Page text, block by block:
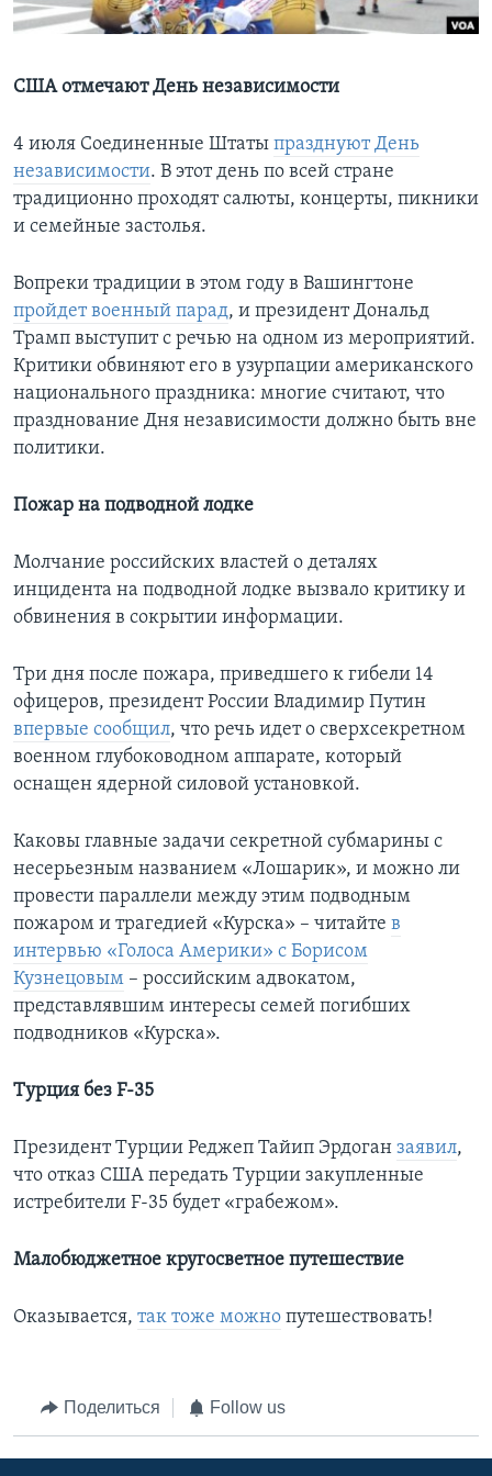
Learning English
СОЦИАЛЬНЫЕ СЕТИ
Языки
США отмечают День независимости
4 июля Соединенные Штаты празднуют День
независимости. В этот день по всей стране
традиционно проходят салюты, концерты, пикники
и семейные застолья.
Вопреки традиции в этом году в Вашингтоне
пройдет военный парад, и президент Дональд
Трамп выступит с речью на одном из мероприятий.
Критики обвиняют его в узурпации американского
национального праздника: многие считают, что
празднование Дня независимости должно быть вне
политики.
Пожар на подводной лодке
Молчание российских властей о деталях
инцидента на подводной лодке вызвало критику и
обвинения в сокрытии информации.
Три дня после пожара, приведшего к гибели 14
офицеров, президент России Владимир Путин
впервые сообщил, что речь идет о сверхсекретном
военном глубоководном аппарате, который
оснащен ядерной силовой установкой.
Каковы главные задачи секретной субмарины с
несерьезным названием «Лошарик», и можно ли
провести параллели между этим подводным
пожаром и трагедией «Курска» – читайте в
интервью «Голоса Америки» с Борисом
Кузнецовым – российским адвокатом,
представлявшим интересы семей погибших
подводников «Курска».
Турция без F-35
Президент Турции Реджеп Тайип Эрдоган заявил,
что отказ США передать Турции закупленные
истребители F-35 будет «грабежом».
Малобюджетное кругосветное путешествие
Оказывается, так тоже можно путешествовать!
Поделиться Follow us